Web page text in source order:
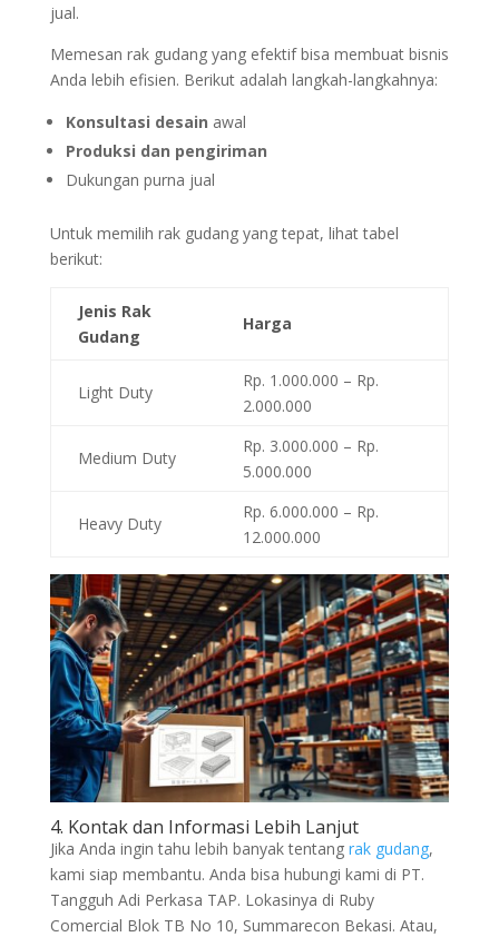
jual.
Memesan rak gudang yang efektif bisa membuat bisnis
Anda lebih efisien. Berikut adalah langkah-langkahnya:
Konsultasi desain awal
Produksi dan pengiriman
Dukungan purna jual
Untuk memilih rak gudang yang tepat, lihat tabel
berikut:
Jenis Rak
Gudang
Harga
Light Duty
Rp. 1.000.000 – Rp.
2.000.000
Medium Duty
Rp. 3.000.000 – Rp.
5.000.000
Heavy Duty
Rp. 6.000.000 – Rp.
12.000.000
4. Kontak dan Informasi Lebih Lanjut
Jika Anda ingin tahu lebih banyak tentang rak gudang,
kami siap membantu. Anda bisa hubungi kami di PT.
Tangguh Adi Perkasa TAP. Lokasinya di Ruby
Comercial Blok TB No 10, Summarecon Bekasi. Atau,